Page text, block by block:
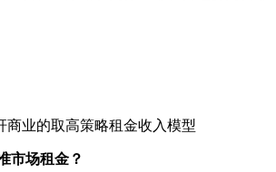
商业的取高策略租金收入模型
市场租金？